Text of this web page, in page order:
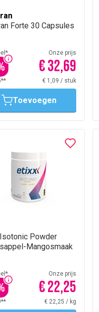
Forte 30 Capsules
Onze prijs
€ 32,69
€ 1,09 / stuk
Toevoegen
Powder
Mangosmaak
Onze prijs
€ 22,25
€ 22,25 / kg